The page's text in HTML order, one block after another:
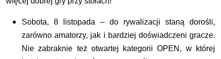
Sobota, 8 listopada – do rywalizacji staną dorośli,
zarówno amatorzy, jak i bardziej doświadczeni gracze.
Nie zabraknie też otwartej kategorii OPEN, w której